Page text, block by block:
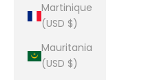
Martinique
(USD $)
Mauritania
(USD $)